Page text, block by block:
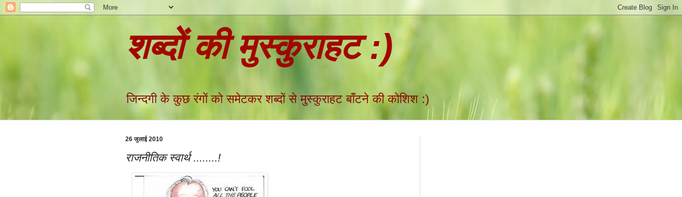
शब्दों की मुस्कुराहट :)
जिन्दगी के कुछ रंगों को समेटकर शब्दों से मुस्कुराहट बाँटने की कोशिश :)
26 जुलाई 2010
राजनीतिक स्वार्थ ........!